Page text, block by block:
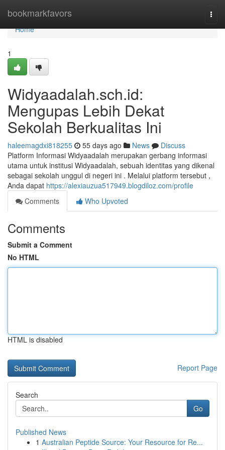
bookmarkfavors
Home
Home
1
Widyaadalah.sch.id:
Mengupas Lebih Dekat
Sekolah Berkualitas Ini
haleemagdxi818255 55 days ago News
Discuss
Platform Informasi Widyaadalah merupakan gerbang informasi
utama untuk institusi Widyaadalah, sebuah identitas yang dikenal
sebagai sekolah unggul di negeri ini . Melalui platform tersebut ,
Anda dapat https://alexiauzua517949.blogdiloz.com/profile
Comments
Who Upvoted
Comments
Submit a Comment
No HTML
HTML is disabled
Report Page
Search
Go
Published News
1 Australian Peptide Source: Your Resource for Re...